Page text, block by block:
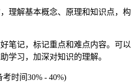
解基本概念、原理和知识点，构
记，标记重点和难点内容。可以
学习，加深对知识的理解。
时间30% - 40%)